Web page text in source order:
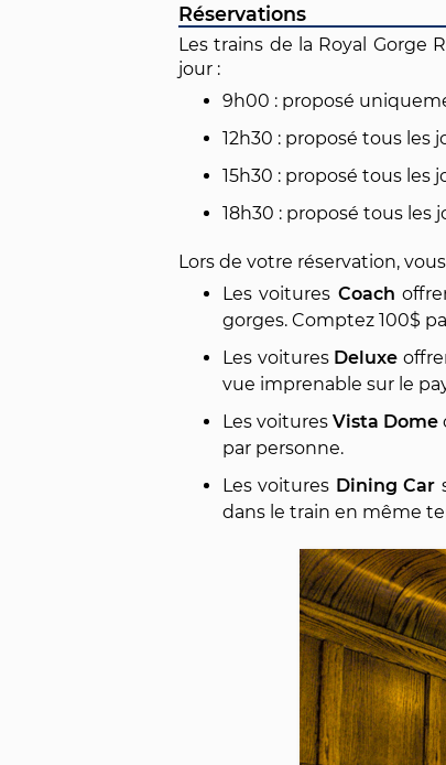
Réservations
Les trains de la Royal Gorge
jour :
9h00 : proposé
12h30 : proposé tous les
15h30 : proposé tous
18h30 : proposé tous
Lors de votre réservation,
Les voitures Coach
gorges. Comptez 100$
Les voitures Deluxe
vue imprenable sur le
Les voitures Vista Dome
par personne.
Les voitures Dining Car
dans le train en même